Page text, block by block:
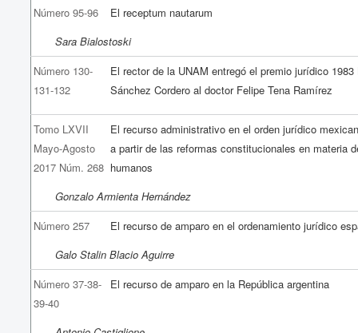
Número 95-96
El receptum nautarum
Sara Bialostoski
Número 130-
131-132
El rector de la UNAM entregó el premio jurídico
Sánchez Cordero al doctor Felipe Tena Ramírez
Tomo LXVII
Mayo-Agosto
2017 Núm. 268
El recurso administrativo en el orden jurídico
a partir de las reformas constitucionales en materia
humanos
Gonzalo Armienta Hernández
Número 257
El recurso de amparo en el ordenamiento jurídico
Galo Stalin Blacio Aguirre
Número 37-38-
39-40
El recurso de amparo en la República argentina